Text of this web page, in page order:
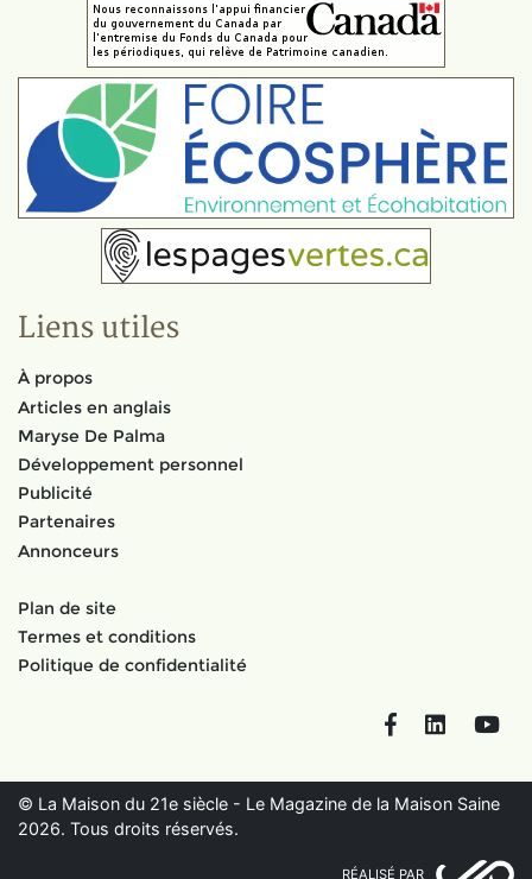
Liens utiles
À propos
Articles en anglais
Maryse De Palma
Développement personnel
Publicité
Partenaires
Annonceurs
Plan de site
Termes et conditions
Politique de confidentialité
FacebookLinkedIn
© La Maison du 21e siècle - Le Magazine de la Maison Saine
2026. Tous droits réservés.
RÉALISÉ PAR